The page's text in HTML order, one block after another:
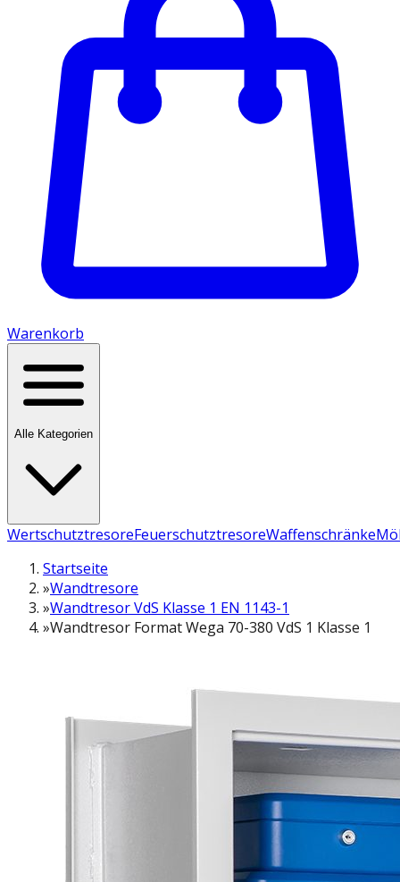
Warenkorb
Alle Kategorien
WertschutztresoreFeuerschutztresoreWaffenschränke
Startseite
»Wandtresore
»Wandtresor VdS Klasse 1 EN 1143-1
»Wandtresor Format Wega 70-380 VdS 1 Klasse 1